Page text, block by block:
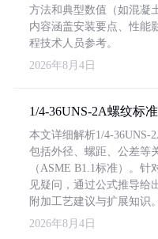
方法和典型数值（如混凝
内容涵盖安装要点、性能
程技术人员参考。
2026年8月4日
1/4-36UNS-2A螺纹标
本文详细解析1/4-36UNS-
包括外径、螺距、公差等
（ASME B1.1标准）。针
见疑问，通过公式推导给
附加工艺建议与扩展知识。
2026年8月4日